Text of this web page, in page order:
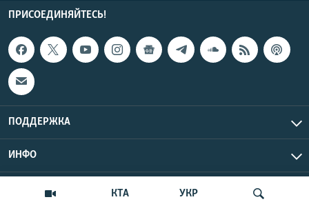
КТА УКР
ПРИСОЕДИНЯЙТЕСЬ!
ПОДДЕРЖКА
ИНФО
Copyright Крым.Реалии, 2026 | Все права защищены.
UTC+3